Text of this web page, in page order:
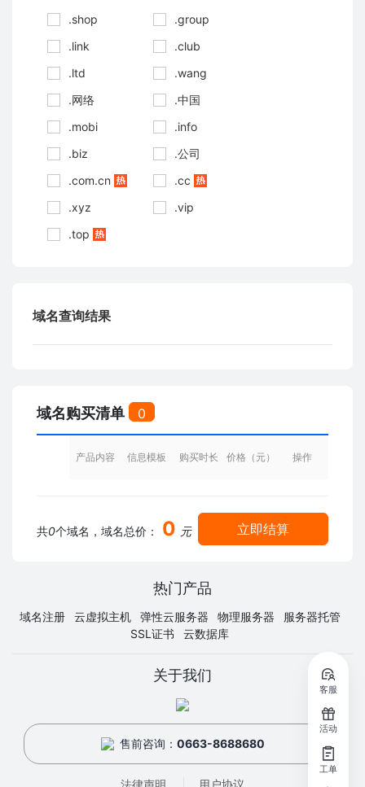
.shop
.group
.link
.club
.ltd
.wang
.网络
.中国
.mobi
.info
.biz
.公司
.com.cn
.cc
.xyz
.vip
.top
域名查询结果
域名购买清单 0
产品内容 信息模板 购买时长 价格（元） 操作
共0个域名，域名总价： 0 元 立即结算
热门产品
域名注册 云虚拟主机 弹性云服务器 物理服务器
服务器托管
SSL证书
云数据库
关于我们
售前咨询： 0663-8688680
法律声明 用户协议
客服
活动
工单